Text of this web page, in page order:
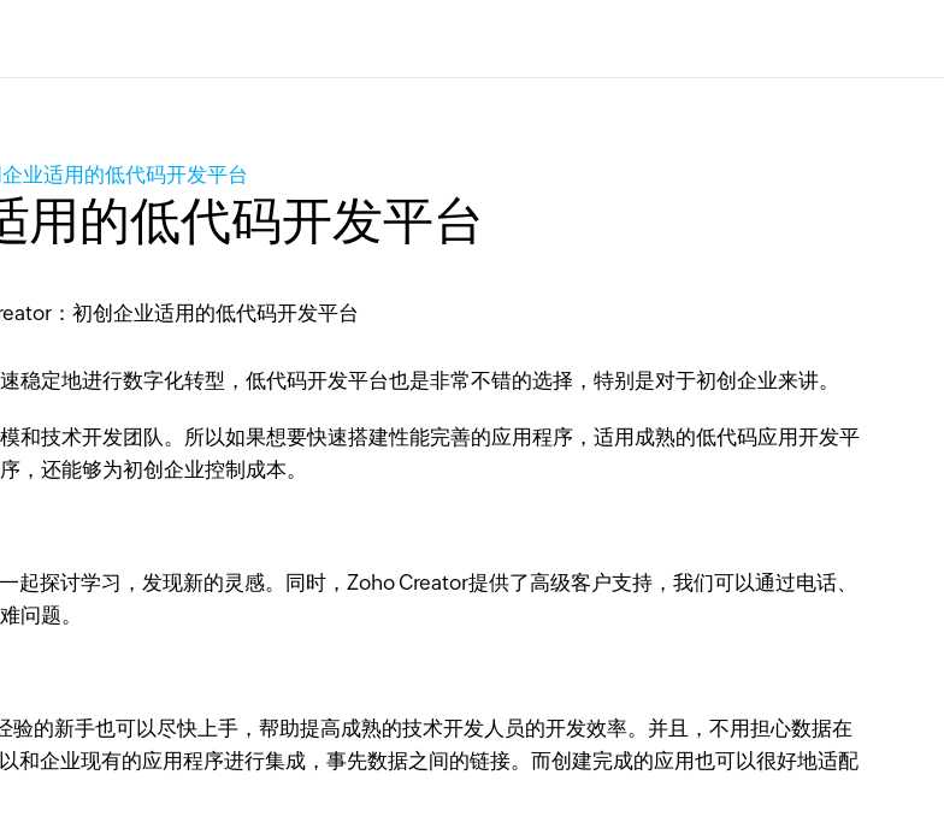
业适用的低代码开发平台
的低代码开发平台
定地进行数字化转型，低代码开发平台也是非常不错的选择，特别是对于初创企业来讲。
和技术开发团队。所以如果想要快速搭建性能完善的应用程序，适用成熟的低代码应用开发平
，还能够为初创企业控制成本。
探讨学习，发现新的灵感。同时，Zoho Creator提供了高级客户支持，我们可以通过电话、
问题。
的新手也可以尽快上手，帮助提高成熟的技术开发人员的开发效率。并且，不用担心数据在
企业现有的应用程序进行集成，事先数据之间的链接。而创建完成的应用也可以很好地适配